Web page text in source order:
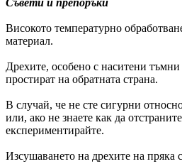
Високото температурно
материал.
Дрехите, особено с наситени тъмни
простират на обратната страна.
В случай, че не сте сигурни
или, ако не знаете как да
експериментирайте.
Изсушаването на дрехите на пряка